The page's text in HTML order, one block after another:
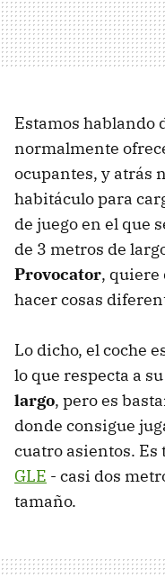
Estamos hablando
normalmente
ocupantes, y atrás
habitáculo para
de juego en el que
de 3 metros de
Provocator, quiere
hacer cosas
Lo dicho, el coche
lo que respecta a
largo, pero es
donde consigue
cuatro asientos. Es
GLE - casi dos
tamaño.